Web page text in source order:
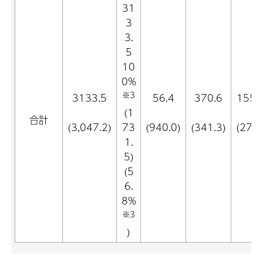
合計
3133.5
(3,047.2)
31
3
3.
5
10
0%
※3
(1
73
1.
5)
(5
6.
8%
※3
)
56.4
(940.0)
370.6
(341.3)